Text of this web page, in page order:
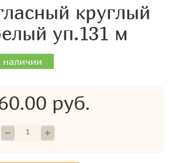
круглый
уп.131 м
наличии
руб.